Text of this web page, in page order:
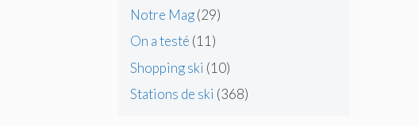
Notre Mag(29)
On a testé (11)
Shopping ski (10)
Stations de ski (368)